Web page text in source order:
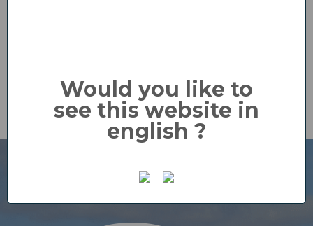
Would you like to
see this website in
english ?